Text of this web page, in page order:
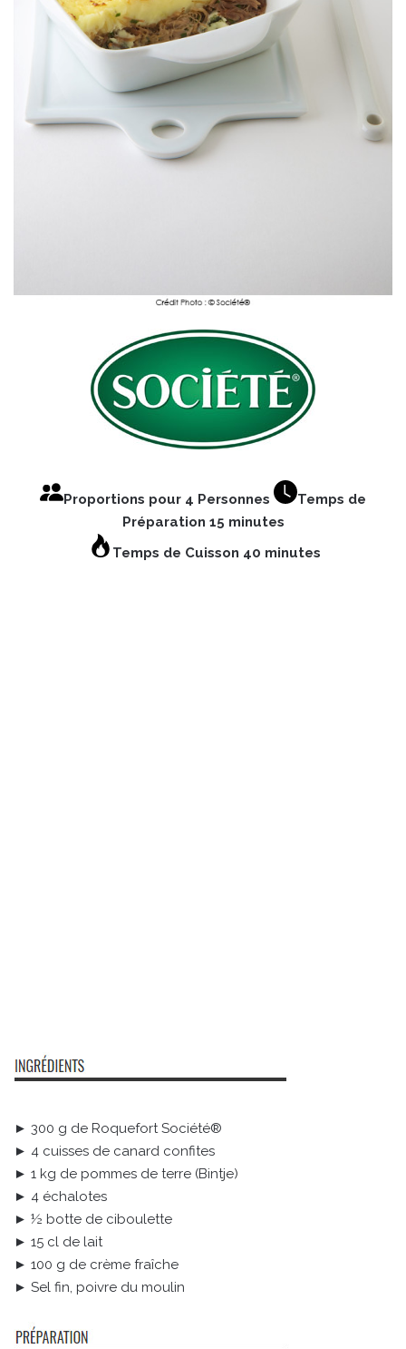
Proportions pour 4 Personnes
Temps de
Préparation 15 minutes
Temps de Cuisson 40 minutes
► 300 g de Roquefort Société®
► 4 cuisses de canard confites
► 1 kg de pommes de terre (Bintje)
► 4 échalotes
► ½ botte de ciboulette
► 15 cl de lait
► 100 g de crème fraîche
► Sel fin, poivre du moulin